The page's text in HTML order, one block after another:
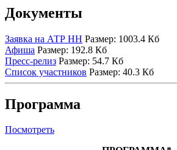
Документы
Заявка на АТР НН Размер: 1003.4 Кб
Афиша Размер: 192.8 Кб
Пресс-релиз Размер: 54.7 Кб
Список участников Размер: 40.3 Кб
Программа
Посмотреть